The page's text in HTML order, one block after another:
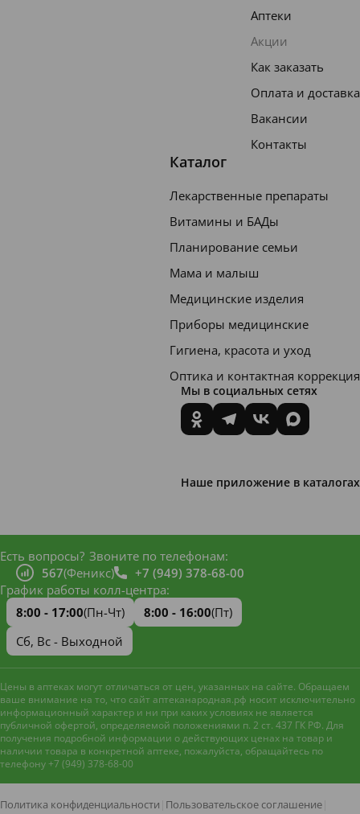
Аптеки
Акции
Как заказать
Оплата и доставка
Вакансии
Контакты
Каталог
Лекарственные препараты
Витамины и БАДы
Планирование семьи
Мама и малыш
Медицинские изделия
Приборы медицинские
Гигиена, красота и уход
Оптика и контактная коррекция
Мы в социальных сетях
Наше приложение в каталогах
Есть вопросы? Звоните по телефонам:
567(Феникс)
+7 (949) 378-68-00
График работы колл-центра:
8:00 - 17:00(Пн-Чт) 8:00 - 16:00(Пт)
Сб, Вс - Выходной
Цены в аптеках могут отличаться от цен, указанных на сайте. Обращаем
ваше внимание на то, что сайт аптеканародная.рф носит исключительно
информационный характер и ни при каких условиях не является
публичной офертой, определяемой положениями п. 2 ст. 437 ГК РФ. Для
получения подробной информации о действующих ценах на товар и
наличии товара в конкретной аптеке, пожалуйста, обращайтесь по
телефону +7 (949) 378-68-00
Политика конфиденциальности Пользовательское соглашение
Наш сайт использует файлы
улучшения работы и анализа